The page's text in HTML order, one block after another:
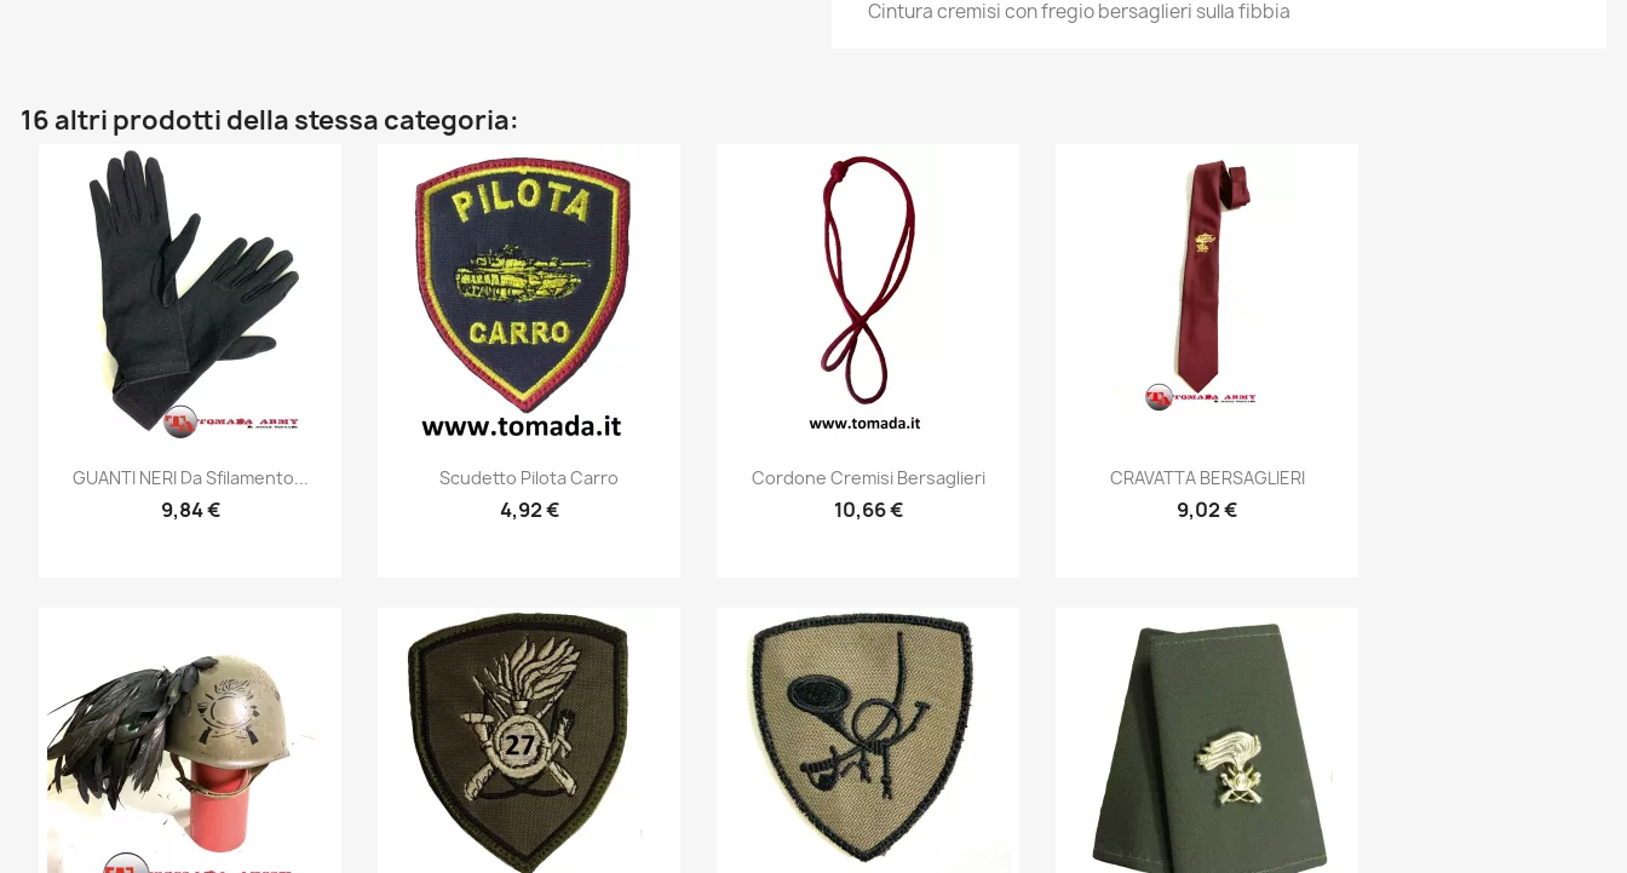
Cintura cremisi con fregio bersaglieri sulla fibbia
16 altri prodotti della stessa categoria:
Anteprima
GUANTI NERI Da Sfilamento...
9,84 €
Anteprima
Scudetto Pilota Carro
4,92 €
Anteprima
Cordone Cremisi Bersaglieri
10,66 €
Anteprima
CRAVATTA BERSAGLIERI
9,02 €